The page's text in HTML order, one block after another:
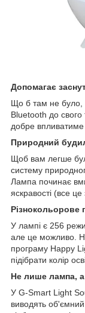
Допомагає
Що б там не було,
Bluetooth до
добре впливатиме
Природний
Щоб вам легше
систему
Лампа починає
яскравості (все
Різнокольорове
У лампі є 256
але це можливо.
програму Happy
підібрати колір
Не лише лампа,
У G-Smart Light
виводять